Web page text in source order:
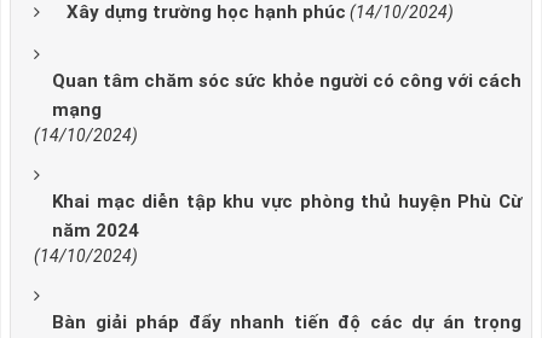
Xây dựng trường học hạnh phúc (14/10/2024)
Quan tâm chăm sóc sức khỏe người có công với cách
mạng
(14/10/2024)
Khai mạc diễn tập khu vực phòng thủ huyện Phù Cừ
năm 2024
(14/10/2024)
Bàn giải pháp đẩy nhanh tiến độ các dự án trọng